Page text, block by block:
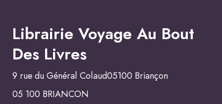
Librairie Voyage Au Bout
Des Livres
9 rue du Général Colaud05100 Briançon
05 100 BRIANCON